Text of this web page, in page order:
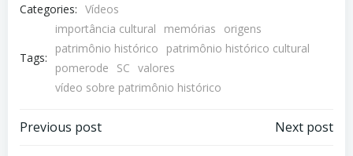
Categories: Vídeos
Tags:
importância cultural memórias
origens
patrimônio histórico
patrimônio histórico cultural
pomerode
SC valores
vídeo sobre patrimônio histórico
Post
Previous post Next post